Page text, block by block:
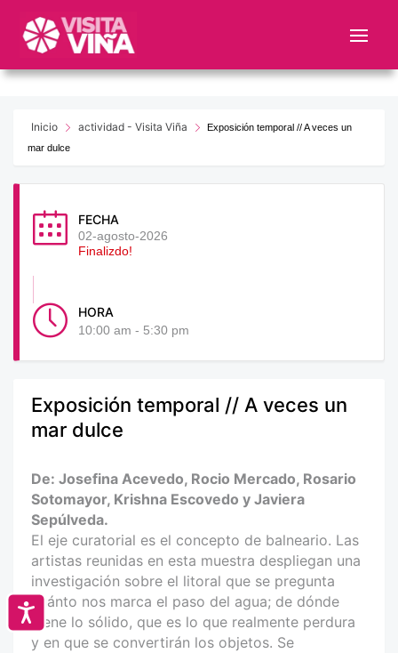
este
web
sistema
Accesibilidad
Inicio actividad - Visita Viña
Exposición temporal // A veces un
mar dulce
FECHA
02-agosto-2026
Finalizdo!
HORA
10:00 am - 5:30 pm
Exposición temporal // A veces un
mar dulce
De: Josefina Acevedo, Rocio Mercado, Rosario
Sotomayor, Krishna Escovedo y Javiera
Sepúlveda.
El eje curatorial es el concepto de balneario. Las
artistas reunidas en esta muestra despliegan una
investigación sobre el litoral que se pregunta
cuánto nos marca el paso del agua; de dónde
viene lo sólido, que es lo que realmente perdura
y en que se convertirán los objetos. Se